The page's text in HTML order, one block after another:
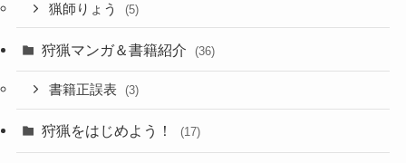
猟師りょう (5)
狩猟マンガ＆書籍紹介 (36)
書籍正誤表 (3)
狩猟をはじめよう！ (17)